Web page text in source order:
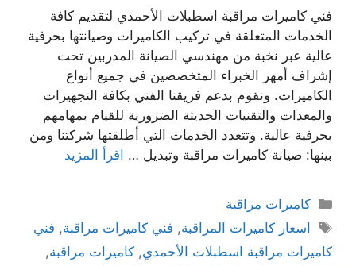
فني كاميرات مراقبة اسطبلات الأحمدي لتقديم كافة
الخدمات المتعلقة في تركيب الكاميرات وصيانتها بحرفية
عالية عبر نخبة من مهندسي الصيانة المدربين تحت
إشراف أمهر الخبراء المتخصصين في جميع أنواع
الكاميرات. ونقوم بدعم فريقنا الفني بكافة التجهيزات
والمعدات والتقنيات الحديثة الضرورية للقيام بمهامهم
بحرفية عالية. وتتعدد الخدمات التي أطلقتها شركتنا ومن
بينها: صيانة كاميرات مراقبة وتبديل … اقرأ المزيد
كاميرات مراقبة
اسعار كاميرات المراقبة, فني كاميرات مراقبة, فني
كاميرات مراقبة اسطبلات الأحمدي, كاميرات مراقبة,